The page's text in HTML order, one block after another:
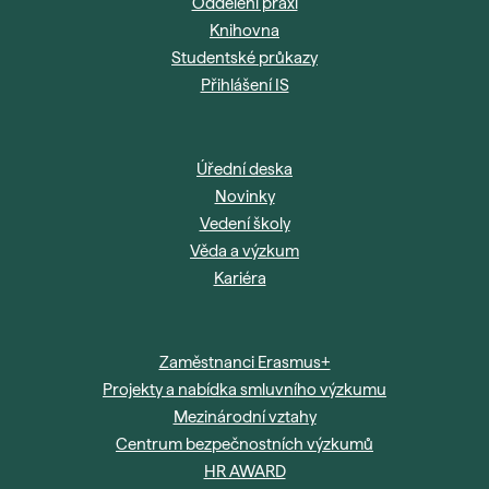
Knihovna
Studentské průkazy
Přihlášení IS
Úřední deska
Novinky
Vedení školy
Věda a výzkum
Kariéra
Zaměstnanci Erasmus+
Projekty a nabídka smluvního výzkumu
Mezinárodní vztahy
Centrum bezpečnostních výzkumů
HR AWARD